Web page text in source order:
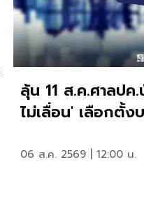
ลุ้น 11 ส.ค.ศาลป
ไม่เลื่อน' เลือกตั้
06 ส.ค. 2569 | 12:00 น.